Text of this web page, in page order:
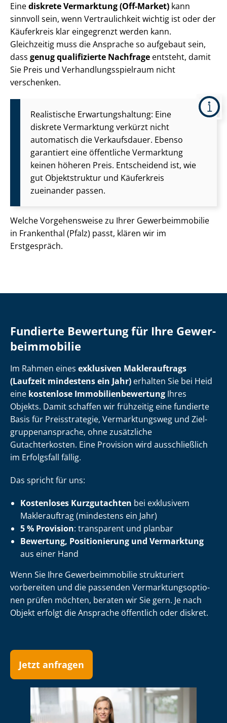
Einediskrete Vermarktung (Off-Market) kann
sinnvoll sein, wenn Vertraulichkeit wichtig ist oder der
Käuferkreis klar eingegrenzt werden kann.
Gleichzeitig muss die Ansprache so aufgebaut sein,
dass genug qualifizierte Nachfrage entsteht, damit
Sie Preis und Ver­hand­lungs­spiel­raum nicht
verschenken.
Realistische Er­war­tungs­hal­tung: Eine
diskrete Vermarktung verkürzt nicht
automatisch die Verkaufsdauer. Ebenso
garantiert eine öffentliche Vermarktung
keinen höheren Preis. Entscheidend ist, wie
gut Objektstruktur und Käuferkreis
zueinander passen.
Welche Vorgehensweise zu Ihrer Ge­wer­be­im­mo­bi­lie
in Frankenthal (Pfalz) passt, klären wir im
Erstgespräch.
Fundierte Bewertung für Ihre Ge­wer­
be­im­mo­bi­lie
Im Rahmen eines exklusiven Maklerauftrags
(Laufzeit mindestens ein Jahr) erhalten Sie bei Heid
eine kostenlose Im­mo­bi­li­en­be­wer­tung Ihres
Objekts. Damit schaffen wir frühzeitig eine fundierte
Basis für Preisstrategie, Vermarktungsweg und Ziel­
grup­pen­an­spra­che, ohne zusätzliche
Gutachterkosten. Eine Provision wird ausschließlich
im Erfolgsfall fällig.
Das spricht für uns:
Kostenloses Kurzgutachten bei exklusivem
Maklerauftrag (mindestens ein Jahr)
5 % Provision: transparent und planbar
Bewertung, Positionierung und Vermarktung
aus einer Hand
Wenn Sie Ihre Ge­wer­be­im­mo­bi­lie strukturiert
vorbereiten und die passenden Ver­mark­tungs­op­tio­
nen prüfen möchten, beraten wir Sie gern. Je nach
Objekt erfolgt die Ansprache öffentlich oder diskret.
Jetzt anfragen